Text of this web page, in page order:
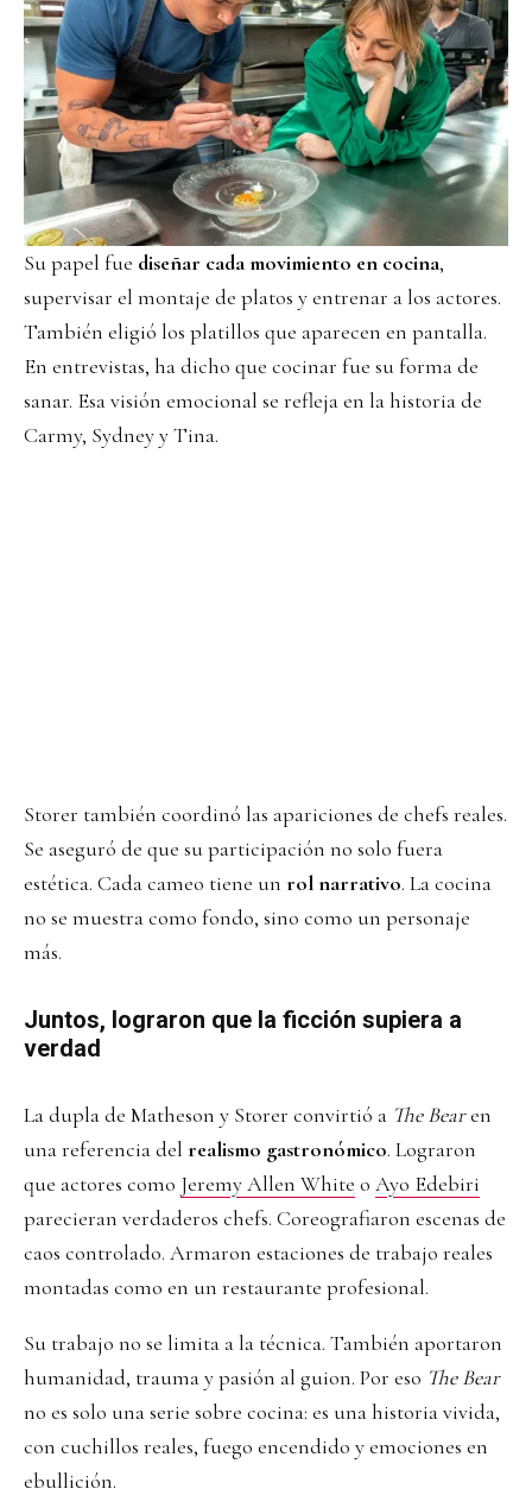
Su papel fue diseñar cada movimiento en cocina,
supervisar el montaje de platos y entrenar a los actores.
También eligió los platillos que aparecen en pantalla.
En entrevistas, ha dicho que cocinar fue su forma de
sanar. Esa visión emocional se refleja en la historia de
Carmy, Sydney y Tina.
Storer también coordinó las apariciones de chefs reales.
Se aseguró de que su participación no solo fuera
estética. Cada cameo tiene un rol narrativo. La cocina
no se muestra como fondo, sino como un personaje
más.
Juntos, lograron que la ficción supiera a
verdad
La dupla de Matheson y Storer convirtió a The Bearen
una referencia del realismo gastronómico. Lograron
que actores como Jeremy Allen White o Ayo Edebiri
parecieran verdaderos chefs. Coreografiaron escenas de
caos controlado. Armaron estaciones de trabajo reales
montadas como en un restaurante profesional.
Su trabajo no se limita a la técnica. También aportaron
humanidad, trauma y pasión al guion. Por eso The Bear
no es solo una serie sobre cocina: es una historia vivida,
con cuchillos reales, fuego encendido y emociones en
ebullición.